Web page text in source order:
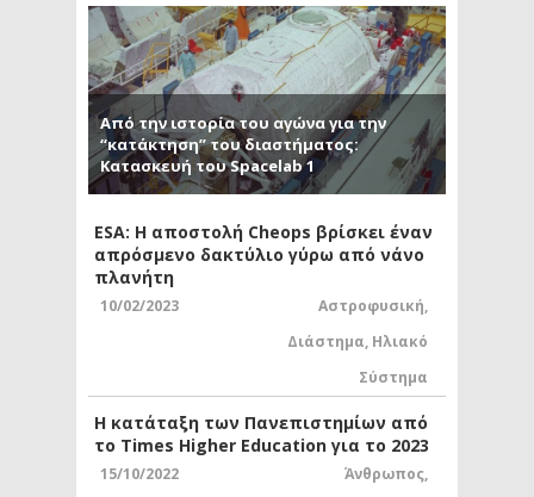
Από την ιστορία του αγώνα για την
“κατάκτηση” του διαστήματος:
Κατασκευή του Spacelab 1
ESA: Η αποστολή Cheops βρίσκει έναν
απρόσμενο δακτύλιο γύρω από νάνο
πλανήτη
10/02/2023 Αστροφυσική,
Διάστημα, Ηλιακό
Σύστημα
Η κατάταξη των Πανεπιστημίων από
το Times Higher Education για το 2023
15/10/2022 Άνθρωπος,